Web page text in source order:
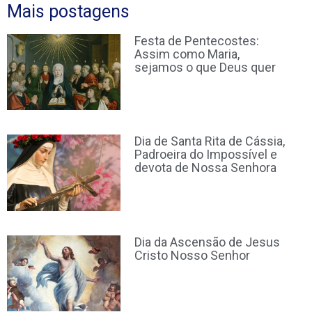
Mais postagens
Festa de Pentecostes:
Assim como Maria,
sejamos o que Deus quer
Dia de Santa Rita de Cássia,
Padroeira do Impossível e
devota de Nossa Senhora
Dia da Ascensão de Jesus
Cristo Nosso Senhor